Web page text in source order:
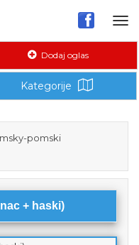
Dodaj oglas
Kategorije
pomski
+ haski)